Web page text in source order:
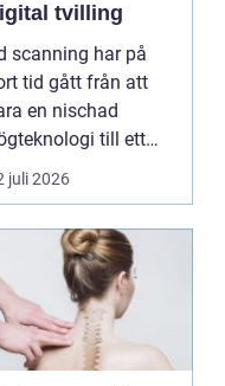
tvilling
scanning har på
tid gått från att
en nischad
till ett
verktyg fö...
juli 2026